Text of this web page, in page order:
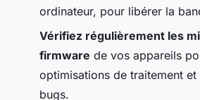
ordinateur, pour libérer la
Vérifiez régulièrement les
firmware de vos appareils
optimisations de traitement
bugs.